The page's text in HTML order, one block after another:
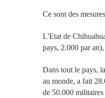
Ce sont des
L'Etat de
pays, 2.000 par
Dans tout le pays,
au monde, a fait
de 50.000